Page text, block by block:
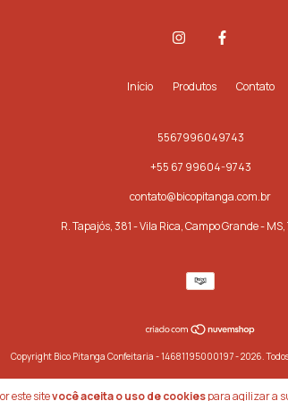
este sitevocê aceita o uso de cookiespara agilizar a
Início Produtos Contato
5567996049743
+55 67 99604-9743
contato@bicopitanga.com.br
R. Tapajós, 381 - Vila Rica, Campo Grande -
Copyright Bico Pitanga Confeitaria - 14681195000197 - 2026.